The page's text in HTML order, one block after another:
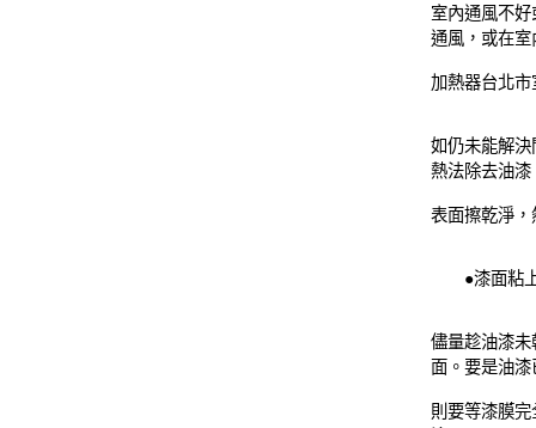
室內通風不
通風，或在室
加熱器台北市
如仍未能解
熱法除去油漆
表面擦乾淨
●漆面粘
儘量趁油漆
面。要是油
則要等漆膜